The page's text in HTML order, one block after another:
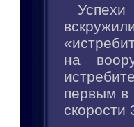
на
первым в
скорости